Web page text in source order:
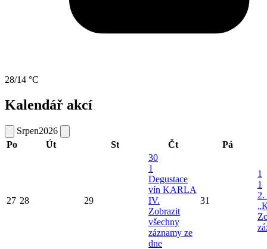
28/14 °C
Kalendář akcí
Srpen2026
Po
Út St Čt Pá
27 28 29
30
1
Degustace
vín KARLA
IV.
Zobrazit
všechny
záznamy ze
dne
31
1
1
2.